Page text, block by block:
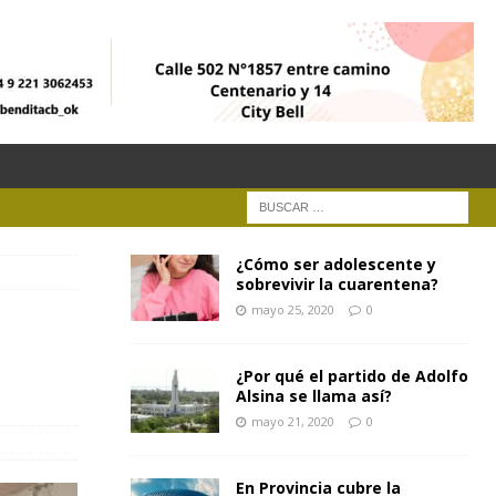
¿Cómo ser adolescente y
sobrevivir la cuarentena?
mayo 25, 2020 0
¿Por qué el partido de Adolfo
Alsina se llama así?
mayo 21, 2020 0
En Provincia cubre la